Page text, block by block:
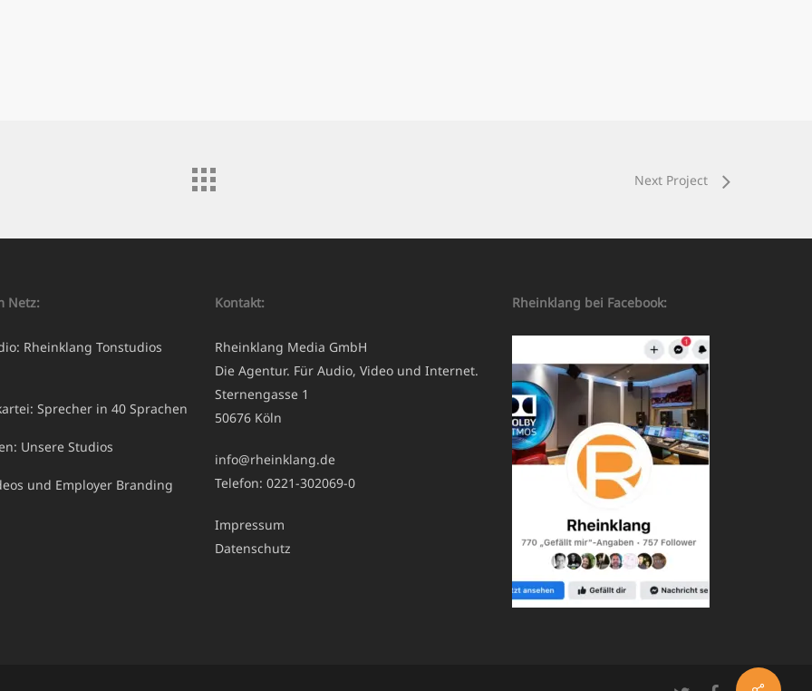
Next Project
Netz:
Rheinklang Tonstudios
Sprecher in 40 Sprachen
Unsere Studios
und Employer Branding
Kontakt:
Rheinklang Media GmbH
Die Agentur. Für Audio, Video und Internet.
Sternengasse 1
50676 Köln
info@rheinklang.de
Telefon: 0221-302069-0
Impressum
Datenschutz
Rheinklang bei Facebook: